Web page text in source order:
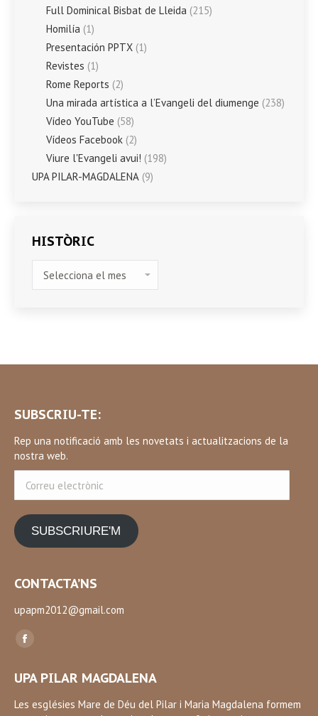
Full Dominical Bisbat de Lleida (215)
Homilía (1)
Presentación PPTX (1)
Revistes (1)
Rome Reports (2)
Una mirada artística a l’Evangeli del diumenge (238)
Vídeo YouTube (58)
Vídeos Facebook (2)
Viure l'Evangeli avui! (198)
UPA PILAR-MAGDALENA (9)
HISTÒRIC
SUBSCRIU-TE:
Rep una notificació amb les novetats i actualitzacions de la
nostra web.
electrònic
SUBSCRIURE'M
CONTACTA’NS
upapm2012@gmail.com
Find us on:
Facebook
opens
in
UPA PILAR MAGDALENA
Les esglésies Mare de Déu del Pilar i Maria Magdalena formem